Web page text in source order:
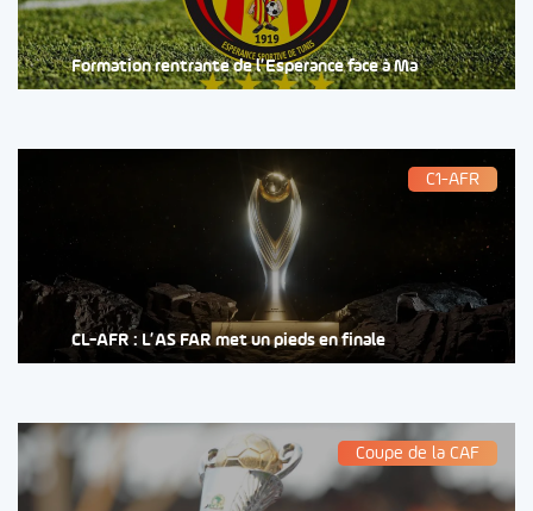
Formation rentrante de l’Esperance face à Ma
C1-AFR
CL-AFR : L’AS FAR met un pieds en finale
Coupe de la CAF